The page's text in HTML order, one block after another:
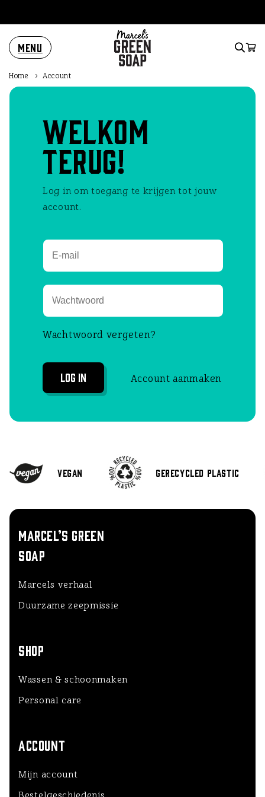
content
Menu
Home › Account
Welkom
terug!
Log in om toegang te krijgen tot jouw
account.
Wachtwoord vergeten?
Log in Account aanmaken
Vegan Gerecycled plastic
MARCEL’S GREEN
SOAP
Marcels verhaal
Duurzame zeepmissie
SHOP
Wassen & schoonmaken
Personal care
ACCOUNT
Mijn account